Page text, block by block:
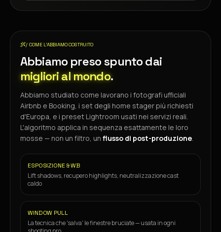
/ COME L'ABBIAMO COSTRUITO
Abbiamo preso spunto dai
migliori al mondo.
Abbiamo studiato come lavorano i fotografi ufficiali
Airbnb e Booking, i set degli home stager più richiesti
d'Europa, e i preset Lightroom usati nei servizi reali.
L'algoritmo applica in sequenza esattamente le loro
mosse — non un filtro, un flusso di post-produzione.
ESPOSIZIONE & WB
Lift shadows, recupero highlights, neutralizzazione cast
caldo
WINDOW PULL
La tecnica che 'salva' le finestre bruciate — usata in ogni